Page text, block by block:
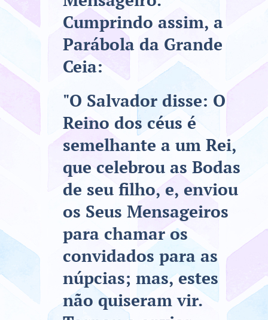
Cumprindo assim, a
Parábola da Grande
Ceia:
"O Salvador disse: O
Reino dos céus é
semelhante a um Rei,
que celebrou as Bodas
de seu filho, e, enviou
os Seus Mensageiros
para chamar os
convidados para as
núpcias; mas, estes
não quiseram vir.